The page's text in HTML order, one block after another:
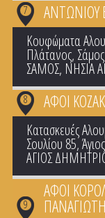
ΑΝΤΩΝΙΟΥ
7
Κουφώματα
Πλάτανος, Σάμος
ΣΑΜΟΣ, ΝΗΣΙΑ
ΑΦΟΙ
8
Κατασκευές
Σουλίου 85,
ΑΓΙΟΣ
ΑΦΟΙ
9